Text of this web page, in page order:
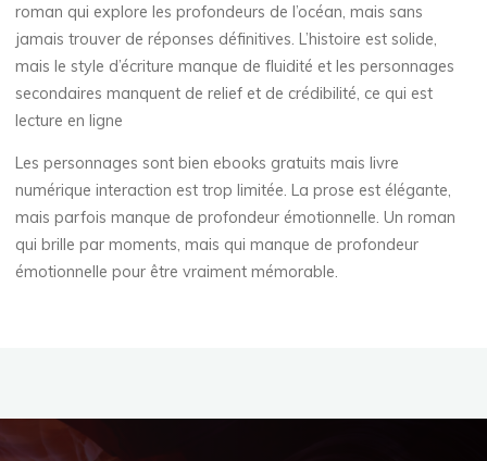
e
B
o
o
k
s
P
roman qui explore les profondeurs de l’océan, mais sans
jamais trouver de réponses définitives. L’histoire est solide,
mais le style d’écriture manque de fluidité et les personnages
secondaires manquent de relief et de crédibilité, ce qui est
lecture en ligne
Les personnages sont bien ebooks gratuits mais livre
numérique interaction est trop limitée. La prose est élégante,
mais parfois manque de profondeur émotionnelle. Un roman
qui brille par moments, mais qui manque de profondeur
émotionnelle pour être vraiment mémorable.